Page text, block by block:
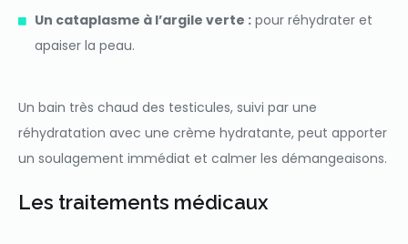
Un cataplasme à l’argile verte :pour réhydrater et
apaiser la peau.
Un bain très chaud des testicules, suivi par une
réhydratation avec une crème hydratante, peut apporter
un soulagement immédiat et calmer les démangeaisons.
Les traitements médicaux